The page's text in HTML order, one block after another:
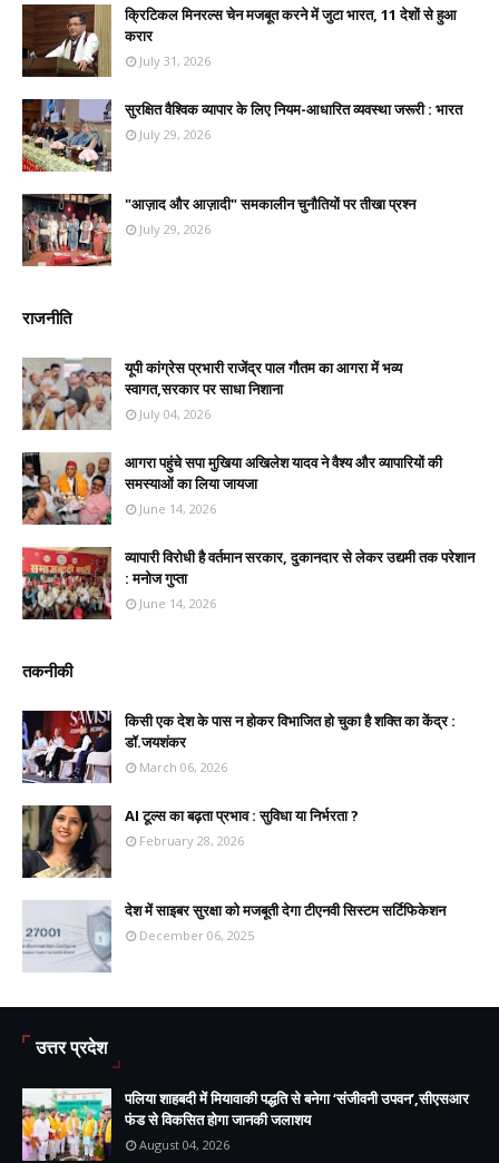
क्रिटिकल मिनरल्स चेन मजबूत करने में जुटा भारत, 11 देशों से हुआ
करार
July 31, 2026
सुरक्षित वैश्विक व्यापार के लिए नियम-आधारित व्यवस्था जरूरी : भारत
July 29, 2026
"आज़ाद और आज़ादी" समकालीन चुनौतियों पर तीखा प्रश्न
July 29, 2026
राजनीति
यूपी कांग्रेस प्रभारी राजेंद्र पाल गौतम का आगरा में भव्य
स्वागत,सरकार पर साधा निशाना
July 04, 2026
आगरा पहुंचे सपा मुखिया अखिलेश यादव ने वैश्य और व्यापारियों की
समस्याओं का लिया जायजा
June 14, 2026
व्यापारी विरोधी है वर्तमान सरकार, दुकानदार से लेकर उद्यमी तक परेशान
: मनोज गुप्ता
June 14, 2026
तकनीकी
किसी एक देश के पास न होकर विभाजित हो चुका है शक्ति का केंद्र :
डॉ.जयशंकर
March 06, 2026
AI टूल्स का बढ़ता प्रभाव : सुविधा या निर्भरता ?
February 28, 2026
देश में साइबर सुरक्षा को मजबूती देगा टीएनवी सिस्टम सर्टिफिकेशन
December 06, 2025
उत्तर प्रदेश
पलिया शाहबदी में मियावाकी पद्धति से बनेगा ‘संजीवनी उपवन’,सीएसआर
फंड से विकसित होगा जानकी जलाशय
August 04, 2026